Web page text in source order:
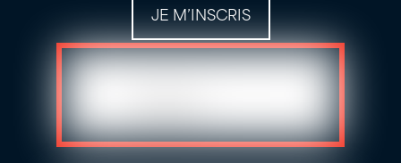
JE M’INSCRIS